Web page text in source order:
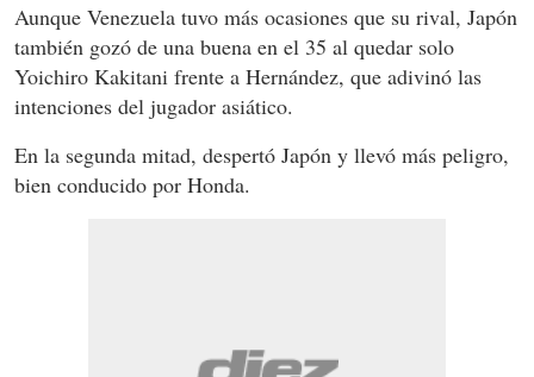
Aunque Venezuela tuvo más ocasiones que su rival, Japón
también gozó de una buena en el 35 al quedar solo
Yoichiro Kakitani frente a Hernández, que adivinó las
intenciones del jugador asiático.
En la segunda mitad, despertó Japón y llevó más peligro,
bien conducido por Honda.